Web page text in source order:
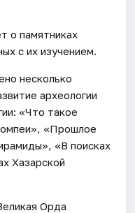
о памятниках
с их изучением.
несколько
археологии
«Что такое
«Прошлое
«В поисках
Хазарской
Орда